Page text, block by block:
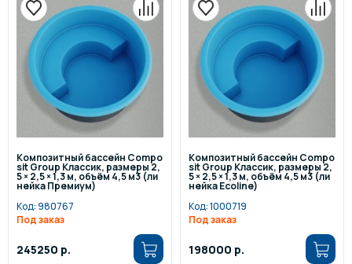
Композитный бассейн Compo
sit Group Классик, размеры 2,
5 × 2,5 × 1,3 м, объём 4,5 м3 (ли
нейка Премиум)
Код:980767
Под заказ
245250 р.
Композитный бассейн Compo
sit Group Классик, размеры 2,
5 × 2,5 × 1,3 м, объём 4,5 м3 (ли
нейка Ecoline)
Код:1000719
Под заказ
198000 р.